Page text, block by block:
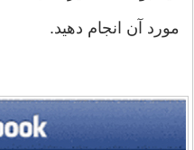
مورد آن انجام دهید.